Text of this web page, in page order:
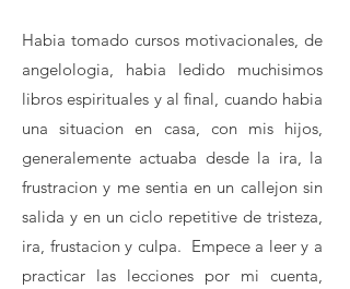
Habia tomado cursos motivacionales, de
angelologia, habia ledido muchisimos
libros espirituales y al final, cuando habia
una situacion en casa, con mis hijos,
generalemente actuaba desde la ira, la
frustracion y me sentia en un callejon sin
salida y en un ciclo repetitive de tristeza,
ira, frustacion y culpa. Empece a leer y a
practicar las lecciones por mi cuenta,